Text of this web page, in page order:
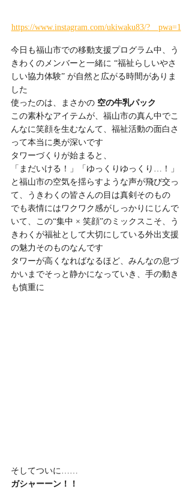
https://www.instagram.com/ukiwaku83/?__pwa=1
今日も福山市での移動支援プログラム中、う
きわくのメンバーと一緒に “福祉らしいやさ
しい協力体験” が自然と広がる時間がありま
した
使ったのは、まさかの 空の牛乳パック
この素朴なアイテムが、福山市の真ん中でこ
んなに笑顔を生むなんて、福祉活動の面白さ
って本当に奥が深いです
タワーづくりが始まると、
「まだいける！」「ゆっくりゆっくり…！」
と福山市の空気を揺らすような声が飛び交っ
て、うきわくの皆さんの目は真剣そのもの
でも表情にはワクワク感がしっかりにじんで
いて、この“集中 × 笑顔”のミックスこそ、う
きわくが福祉として大切にしている外出支援
の魅力そのものなんです
タワーが高くなればなるほど、みんなの息づ
かいまでそっと静かになっていき、手の動き
も慎重に
そしてついに……
ガシャーーン！！